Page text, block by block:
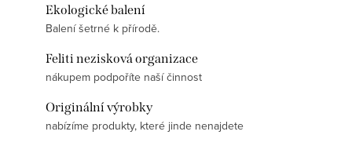
Ekologické balení
Balení šetrné k přírodě.
Feliti nezisková organizace
nákupem podpoříte naší činnost
Originální výrobky
nabízíme produkty, které jinde nenajdete